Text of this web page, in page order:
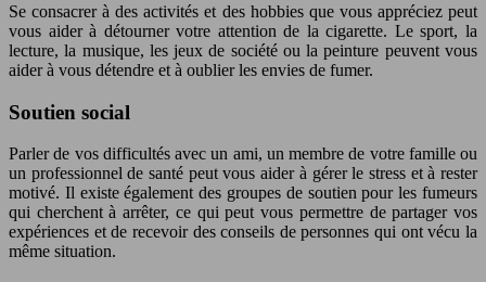
Se consacrer à des activités et des hobbies que vous appréciez peut
vous aider à détourner votre attention de la cigarette. Le sport, la
lecture, la musique, les jeux de société ou la peinture peuvent vous
aider à vous détendre et à oublier les envies de fumer.
Soutien social
Parler de vos difficultés avec un ami, un membre de votre famille ou
un professionnel de santé peut vous aider à gérer le stress et à rester
motivé. Il existe également des groupes de soutien pour les fumeurs
qui cherchent à arrêter, ce qui peut vous permettre de partager vos
expériences et de recevoir des conseils de personnes qui ont vécu la
même situation.